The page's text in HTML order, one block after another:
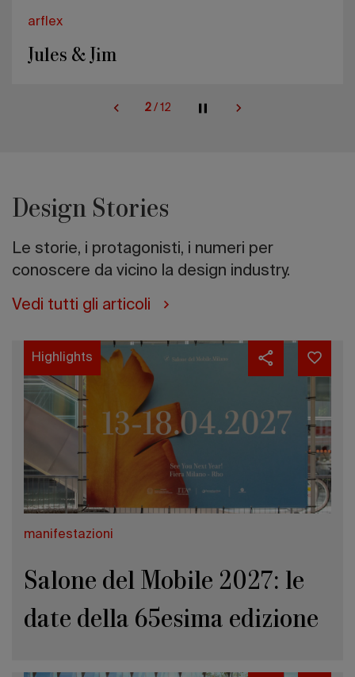
arflex
Jules & Jim
2 / 12
Design Stories
Le storie, i protagonisti, i numeri per
conoscere da vicino la design industry.
Vedi tutti gli articoli
Highlights
manifestazioni
Salone del Mobile 2027: le
date della 65esima edizione